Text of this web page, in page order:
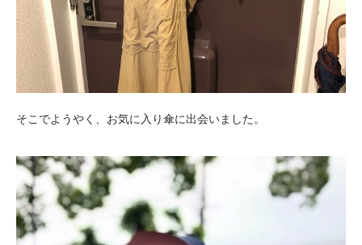
そこでようやく、お気に入り傘に出会いました。